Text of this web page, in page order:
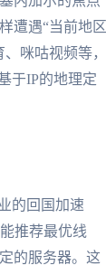
遭遇“当前地区
咪咕视频等，
于IP的地理定
的回国加速
推荐最优线
的服务器。这